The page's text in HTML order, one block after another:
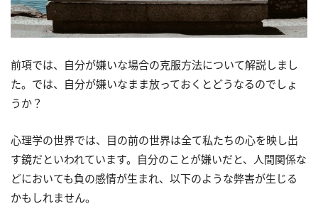
前項では、自分が嫌いな場合の克服方法について解説しまし
た。では、自分が嫌いなまま放っておくとどうなるのでしょ
うか？
心理学の世界では、目の前の世界は全て私たちの心を映し出
す鏡だといわれています。自分のことが嫌いだと、人間関係な
どにおいても負の感情が生まれ、以下のような弊害が生じる
かもしれません。